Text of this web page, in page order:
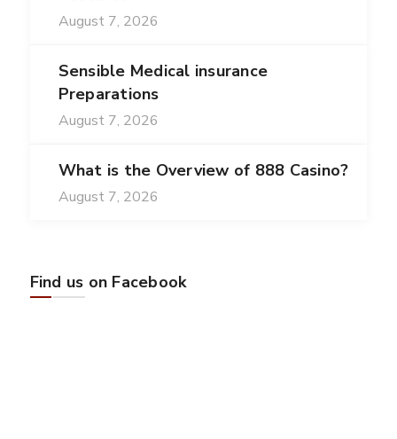
August 7, 2026
Sensible Medical insurance
Preparations
August 7, 2026
What is the Overview of 888 Casino?
August 7, 2026
Find us on Facebook